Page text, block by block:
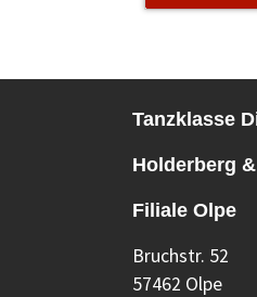
Tanzklasse
Holderberg
Filiale Olpe
Bruchstr. 52
57462 Olpe